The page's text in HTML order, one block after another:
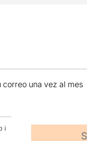
una vez al mes
i